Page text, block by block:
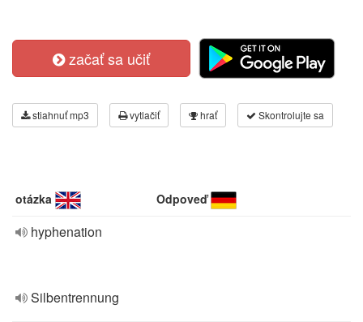
začať sa učiť
stiahnuť mp3 vytlačiť hrať Skontrolujte sa
otázka Odpoveď
hyphenation
Silbentrennung